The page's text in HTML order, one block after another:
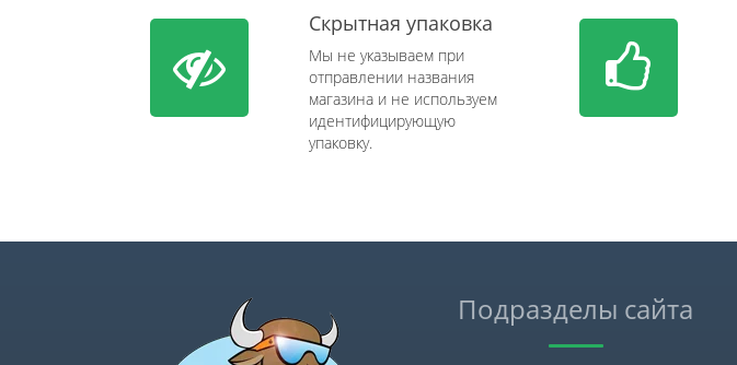
Скрытная упаковка
Мы не указываем при
отправлении названия
магазина и не используем
идентифицирующую
упаковку.
Подразделы сайта